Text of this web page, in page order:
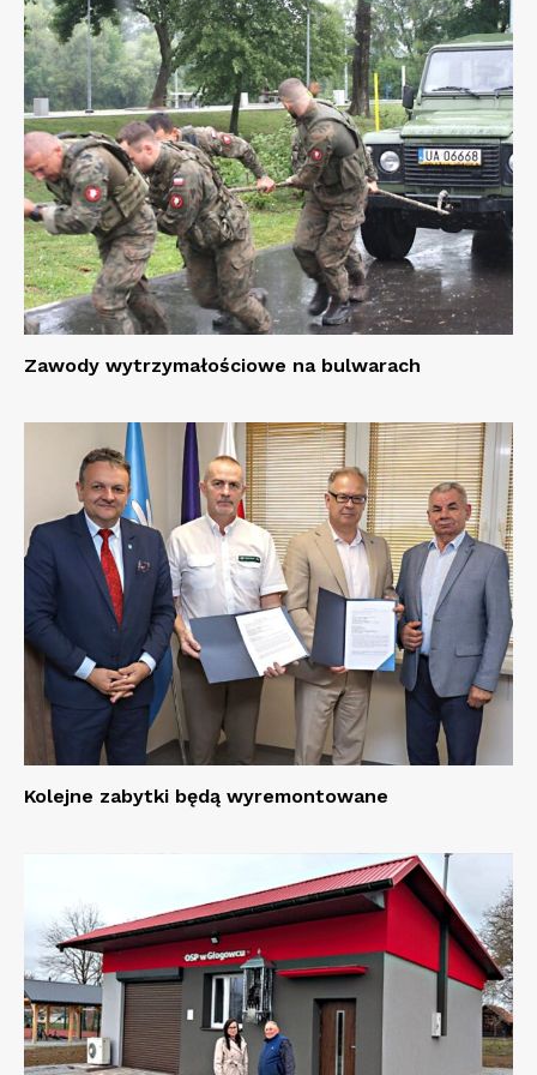
Zawody wytrzymałościowe na bulwarach
Kolejne zabytki będą wyremontowane